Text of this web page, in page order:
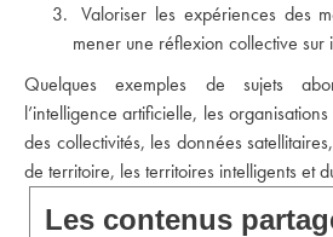
Valoriser les expériences des
mener une réflexion collective sur
Quelques exemples de sujets
l’intelligence artificielle, les
des collectivités, les données
de territoire, les territoires intelligents et
Les contenus